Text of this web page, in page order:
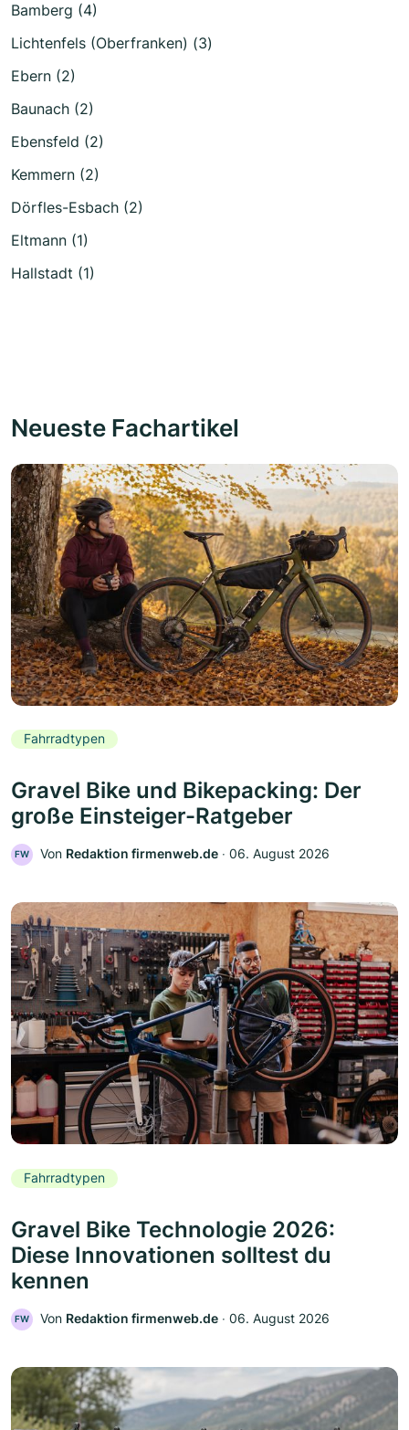
Bamberg (4)
Lichtenfels (Oberfranken) (3)
Ebern (2)
Baunach (2)
Ebensfeld (2)
Kemmern (2)
Dörfles-Esbach (2)
Eltmann (1)
Hallstadt (1)
Neueste Fachartikel
Fahrradtypen
Gravel Bike und Bikepacking: Der
große Einsteiger-Ratgeber
FW Von Redaktion firmenweb.de ‧ 06. August 2026
Fahrradtypen
Gravel Bike Technologie 2026:
Diese Innovationen solltest du
kennen
FW Von Redaktion firmenweb.de ‧ 06. August 2026